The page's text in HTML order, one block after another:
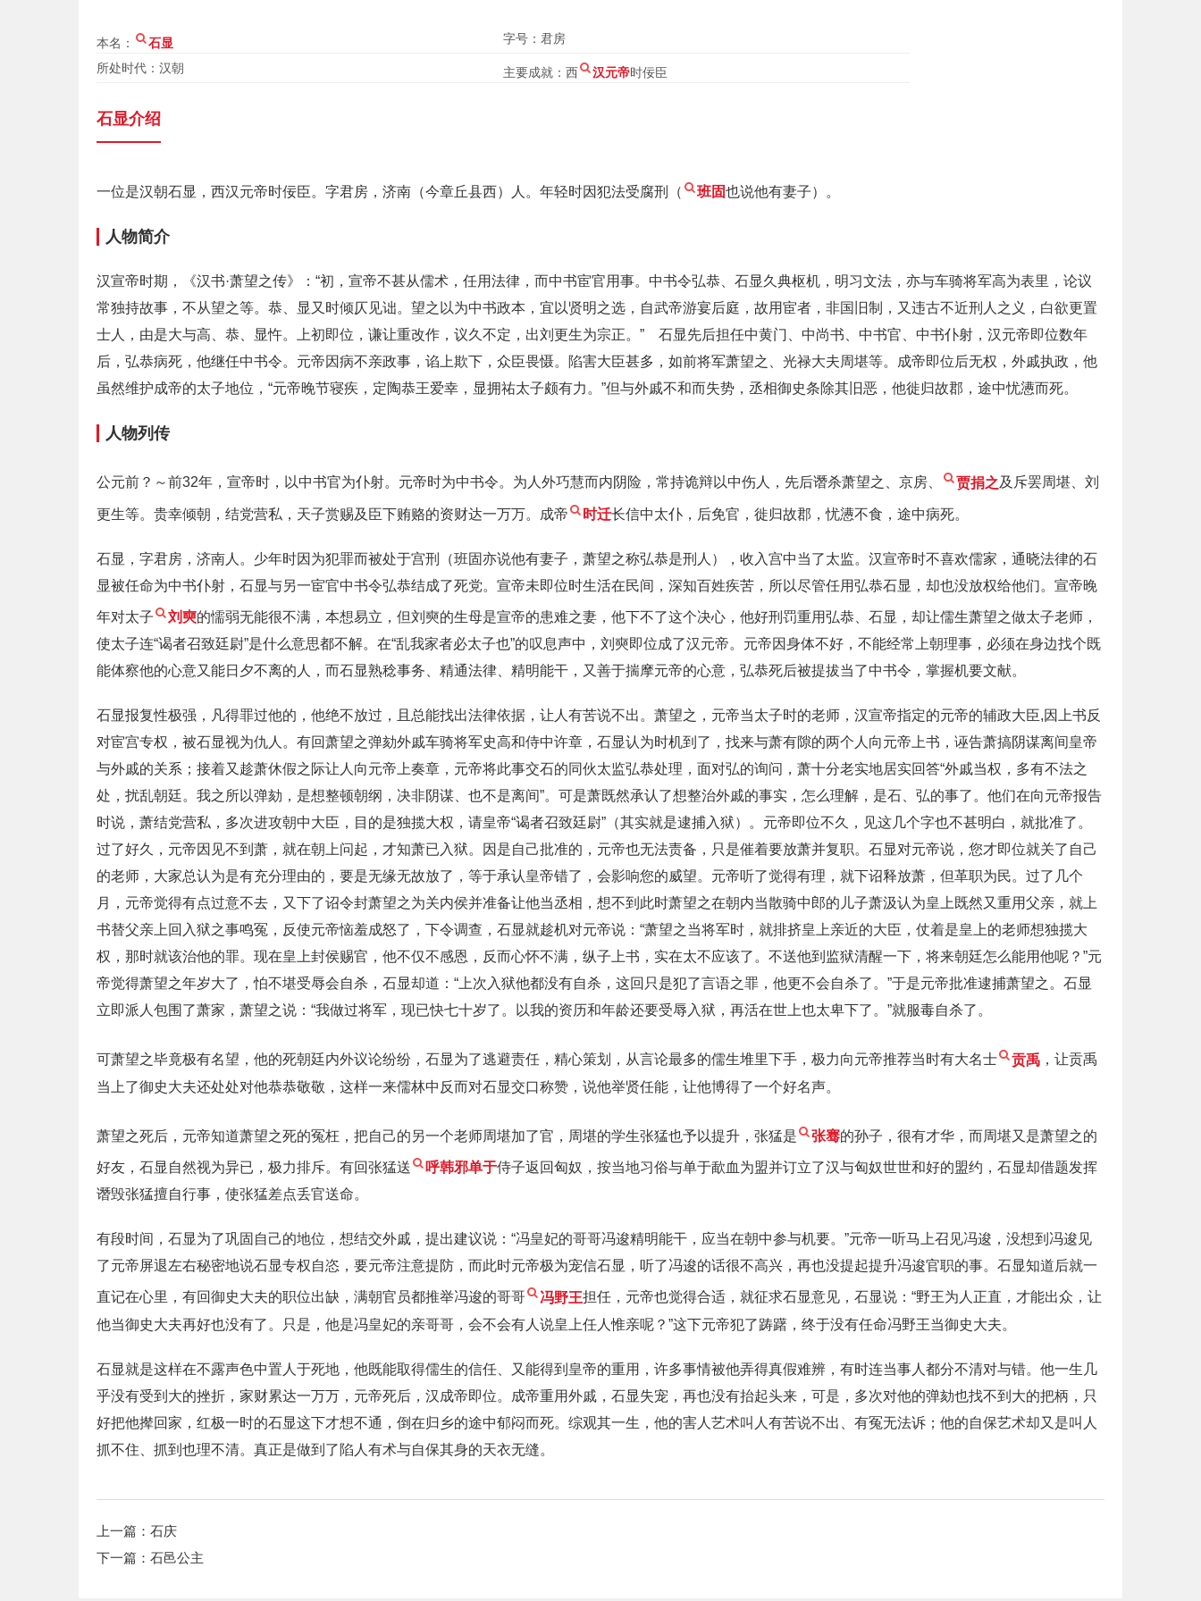
本名： 石显 字号：君房
所处时代：汉朝 主要成就：西 汉元帝时佞臣
石显介绍
一位是汉朝石显，西汉元帝时佞臣。字君房，济南（今章丘县西）人。年轻时因犯法受腐刑（ 班固也说他有妻子）。
人物简介
汉宣帝时期，《汉书·萧望之传》：“初，宣帝不甚从儒术，任用法律，而中书宦官用事。中书令弘恭、石显久典枢机，明习文法，亦与车骑将军高为表里，论议
常独持故事，不从望之等。恭、显又时倾仄见诎。望之以为中书政本，宜以贤明之选，自武帝游宴后庭，故用宦者，非国旧制，又违古不近刑人之义，白欲更置
士人，由是大与高、恭、显忤。上初即位，谦让重改作，议久不定，出刘更生为宗正。” 石显先后担任中黄门、中尚书、中书官、中书仆射，汉元帝即位数年
后，弘恭病死，他继任中书令。元帝因病不亲政事，谄上欺下，众臣畏慑。陷害大臣甚多，如前将军萧望之、光禄大夫周堪等。成帝即位后无权，外戚执政，他
虽然维护成帝的太子地位，“元帝晚节寝疾，定陶恭王爱幸，显拥祐太子颇有力。”但与外戚不和而失势，丞相御史条除其旧恶，他徙归故郡，途中忧懑而死。
人物列传
公元前？～前32年，宣帝时，以中书官为仆射。元帝时为中书令。为人外巧慧而内阴险，常持诡辩以中伤人，先后谮杀萧望之、京房、 贾捐之及斥罢周堪、刘
更生等。贵幸倾朝，结党营私，天子赏赐及臣下贿赂的资财达一万万。成帝 时迁长信中太仆，后免官，徙归故郡，忧懑不食，途中病死。
石显，字君房，济南人。少年时因为犯罪而被处于宫刑（班固亦说他有妻子，萧望之称弘恭是刑人），收入宫中当了太监。汉宣帝时不喜欢儒家，通晓法律的石
显被任命为中书仆射，石显与另一宦官中书令弘恭结成了死党。宣帝未即位时生活在民间，深知百姓疾苦，所以尽管任用弘恭石显，却也没放权给他们。宣帝晚
年对太子 刘奭的懦弱无能很不满，本想易立，但刘奭的生母是宣帝的患难之妻，他下不了这个决心，他好刑罚重用弘恭、石显，却让儒生萧望之做太子老师，
使太子连“谒者召致廷尉”是什么意思都不解。在“乱我家者必太子也”的叹息声中，刘奭即位成了汉元帝。元帝因身体不好，不能经常上朝理事，必须在身边找个既
能体察他的心意又能日夕不离的人，而石显熟稔事务、精通法律、精明能干，又善于揣摩元帝的心意，弘恭死后被提拔当了中书令，掌握机要文献。
石显报复性极强，凡得罪过他的，他绝不放过，且总能找出法律依据，让人有苦说不出。萧望之，元帝当太子时的老师，汉宣帝指定的元帝的辅政大臣,因上书反
对宦宫专权，被石显视为仇人。有回萧望之弹劾外戚车骑将军史高和侍中许章，石显认为时机到了，找来与萧有隙的两个人向元帝上书，诬告萧搞阴谋离间皇帝
与外戚的关系；接着又趁萧休假之际让人向元帝上奏章，元帝将此事交石的同伙太监弘恭处理，面对弘的询问，萧十分老实地居实回答“外戚当权，多有不法之
处，扰乱朝廷。我之所以弹劾，是想整顿朝纲，决非阴谋、也不是离间”。可是萧既然承认了想整治外戚的事实，怎么理解，是石、弘的事了。他们在向元帝报告
时说，萧结党营私，多次进攻朝中大臣，目的是独揽大权，请皇帝“谒者召致廷尉”（其实就是逮捕入狱）。元帝即位不久，见这几个字也不甚明白，就批准了。
过了好久，元帝因见不到萧，就在朝上问起，才知萧已入狱。因是自己批准的，元帝也无法责备，只是催着要放萧并复职。石显对元帝说，您才即位就关了自己
的老师，大家总认为是有充分理由的，要是无缘无故放了，等于承认皇帝错了，会影响您的威望。元帝听了觉得有理，就下诏释放萧，但革职为民。过了几个
月，元帝觉得有点过意不去，又下了诏令封萧望之为关内侯并准备让他当丞相，想不到此时萧望之在朝内当散骑中郎的儿子萧汲认为皇上既然又重用父亲，就上
书替父亲上回入狱之事鸣冤，反使元帝恼羞成怒了，下令调查，石显就趁机对元帝说：“萧望之当将军时，就排挤皇上亲近的大臣，仗着是皇上的老师想独揽大
权，那时就该治他的罪。现在皇上封侯赐官，他不仅不感恩，反而心怀不满，纵子上书，实在太不应该了。不送他到监狱清醒一下，将来朝廷怎么能用他呢？”元
帝觉得萧望之年岁大了，怕不堪受辱会自杀，石显却道：“上次入狱他都没有自杀，这回只是犯了言语之罪，他更不会自杀了。”于是元帝批准逮捕萧望之。石显
立即派人包围了萧家，萧望之说：“我做过将军，现已快七十岁了。以我的资历和年龄还要受辱入狱，再活在世上也太卑下了。”就服毒自杀了。
可萧望之毕竟极有名望，他的死朝廷内外议论纷纷，石显为了逃避责任，精心策划，从言论最多的儒生堆里下手，极力向元帝推荐当时有大名士 贡禹 ，让贡禹
当上了御史大夫还处处对他恭恭敬敬，这样一来儒林中反而对石显交口称赞，说他举贤任能，让他博得了一个好名声。
萧望之死后，元帝知道萧望之死的冤枉，把自己的另一个老师周堪加了官，周堪的学生张猛也予以提升，张猛是 张骞的孙子，很有才华，而周堪又是萧望之的
好友，石显自然视为异已，极力排斥。有回张猛送 呼韩邪单于侍子返回匈奴，按当地习俗与单于歃血为盟并订立了汉与匈奴世世和好的盟约，石显却借题发挥
谮毁张猛擅自行事，使张猛差点丢官送命。
有段时间，石显为了巩固自己的地位，想结交外戚，提出建议说：“冯皇妃的哥哥冯逡精明能干，应当在朝中参与机要。”元帝一听马上召见冯逡，没想到冯逡见
了元帝屏退左右秘密地说石显专权自恣，要元帝注意提防，而此时元帝极为宠信石显，听了冯逡的话很不高兴，再也没提起提升冯逡官职的事。石显知道后就一
直记在心里，有回御史大夫的职位出缺，满朝官员都推举冯逡的哥哥 冯野王担任，元帝也觉得合适，就征求石显意见，石显说：“野王为人正直，才能出众，让
他当御史大夫再好也没有了。只是，他是冯皇妃的亲哥哥，会不会有人说皇上任人惟亲呢？”这下元帝犯了踌躇，终于没有任命冯野王当御史大夫。
石显就是这样在不露声色中置人于死地，他既能取得儒生的信任、又能得到皇帝的重用，许多事情被他弄得真假难辨，有时连当事人都分不清对与错。他一生几
乎没有受到大的挫折，家财累达一万万，元帝死后，汉成帝即位。成帝重用外戚，石显失宠，再也没有抬起头来，可是，多次对他的弹劾也找不到大的把柄，只
好把他撵回家，红极一时的石显这下才想不通，倒在归乡的途中郁闷而死。综观其一生，他的害人艺术叫人有苦说不出、有冤无法诉；他的自保艺术却又是叫人
抓不住、抓到也理不清。真正是做到了陷人有术与自保其身的天衣无缝。
上一篇： 石庆
下一篇： 石邑公主